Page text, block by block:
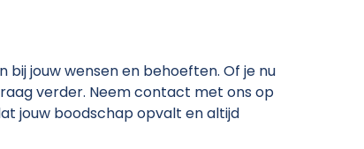
bij jouw wensen en behoeften. Of je nu
verder. Neem contact met ons op
jouw boodschap opvalt en altijd